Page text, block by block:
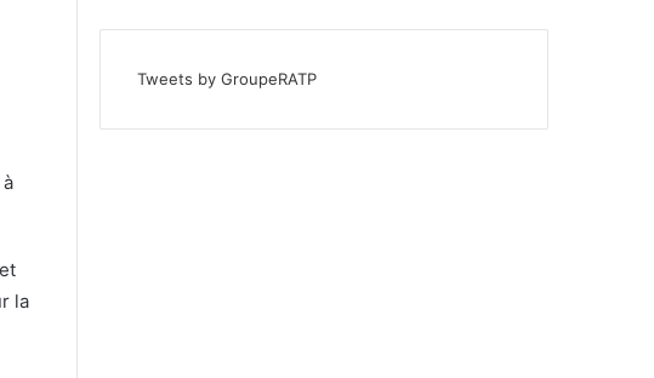
la
Tweets by GroupeRATP